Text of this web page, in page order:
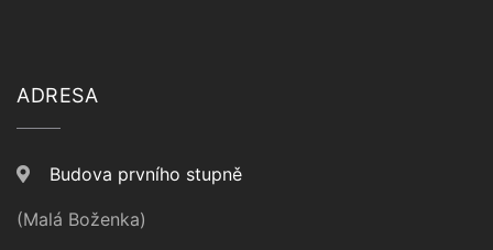
ADRESA
Budova prvního stupně
(Malá Boženka)